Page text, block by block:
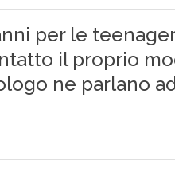
per le
il proprio
ne parlano